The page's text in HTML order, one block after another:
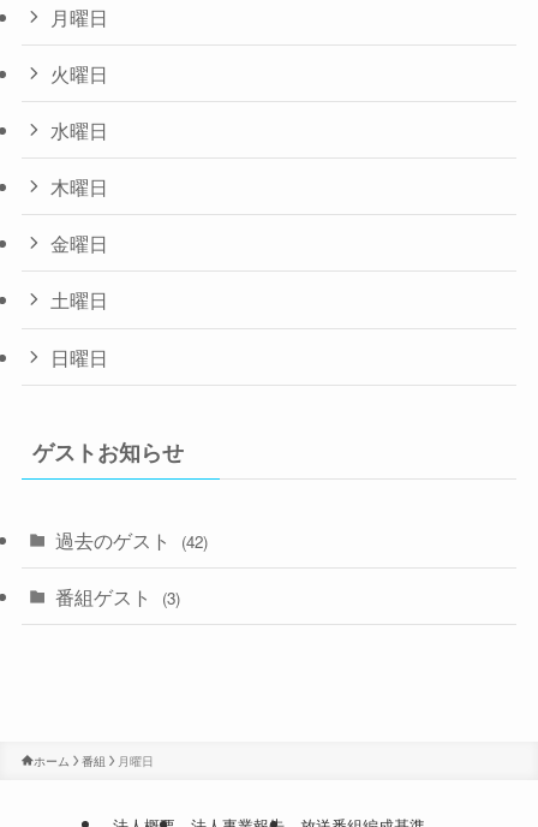
月曜日
火曜日
水曜日
木曜日
金曜日
土曜日
日曜日
ゲストお知らせ
過去のゲスト (42)
番組ゲスト (3)
ホーム 番組 月曜日